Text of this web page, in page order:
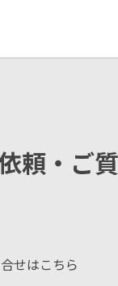
頼・ご
せはこちら